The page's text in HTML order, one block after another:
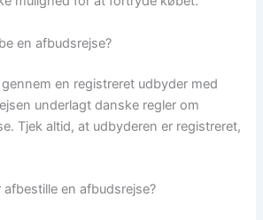
en afbudsrejse?
en registreret udbyder med
underlagt danske regler om
Tjek altid, at udbyderen er registreret,
en afbudsrejse?